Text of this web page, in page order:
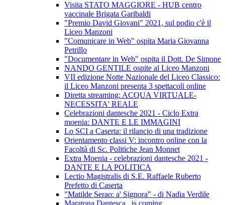
Visita STATO MAGGIORE - HUB centro
vaccinale Brigata Garibaldi
"Premio David Giovani" 2021, sul podio c'è il
Liceo Manzoni
"Comunicare in Web" ospita Maria Giovanna
Petrillo
"Documentare in Web" ospita il Dott. De Simone
NANDO GENTILE ospite al Liceo Manzoni
VII edizione Notte Nazionale del Liceo Classico:
il Liceo Manzoni presenta 3 spettacoli online
Diretta streaming: ACQUA VIRTUALE-
NECESSITA' REALE
Celebrazioni dantesche 2021 - Ciclo Extra
moenia: DANTE E LE IMMAGINI
Lo SCI a Caserta: il rilancio di una tradizione
Orientamento classi V: incontro online con la
Facoltà di Sc. Politiche Jean Monnet
Extra Moenia - celebrazioni dantesche 2021 -
DANTE E LA POLITICA
Lectio Magistralis di S.E. Raffaele Ruberto
Prefetto di Caserta
"Matilde Serao: a' Signora" - di Nadia Verdile